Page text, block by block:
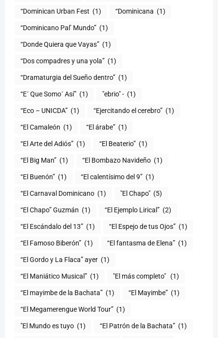
“Dominican Urban Fest (1) “Dominicana (1)
“Dominicano Pal’ Mundo” (1)
“Donde Quiera que Vayas” (1)
“Dos compadres y una yola” (1)
“Dramaturgia del Sueño dentro” (1)
“E´ Que Somo´ Así” (1) "ebrio" - (1)
“Eco – UNICDA” (1) “Ejercitando el cerebro” (1)
“El Camaleón (1) “El árabe” (1)
“El Arte del Adiós” (1) “El Beaterio” (1)
“El Big Man” (1) “El Bombazo Navideño (1)
“El Buenón” (1) “El calentísimo del 9” (1)
“El Carnaval Dominicano (1) "El Chapo" (5)
“El Chapo” Guzmán (1) “El Ejemplo Lirical” (2)
“El Escándalo del 13” (1) “El Espejo de tus Ojos” (1)
“El Famoso Biberón” (1) “El fantasma de Elena” (1)
“El Gordo y La Flaca” ayer (1)
“El Maniático Musical” (1) "El más completo" ​ (1)
“El mayimbe de la Bachata” (1) “El Mayimbe” (1)
“El Megamerengue World Tour” (1)
"El Mundo es tuyo (1) “El Patrón de la Bachata” (1)